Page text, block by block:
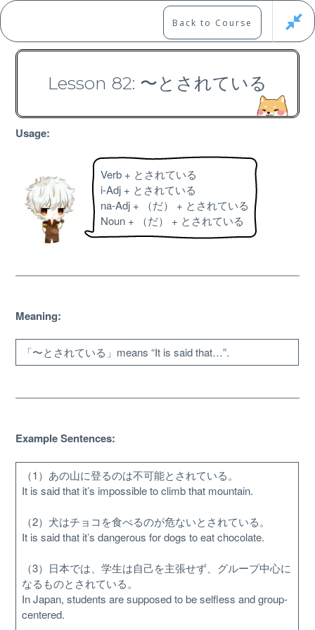
Skip
to
content
Japanese Learning Adventure
N3 Grammar Course
Free
About
Unlock bonus content
Back to Course
Lesson 82: 〜とされている
Usage:
Verb + とされている
i-Adj + とされている
na-Adj + （だ） + とされている
Noun + （だ） + とされている
Meaning:
「〜とされている」means “It is said that…”.
Example Sentences:
（1）あの山に登るのは不可能とされている。
It is said that it’s impossible to climb that mountain.
（2）犬はチョコを食べるのが危ないとされている。
It is said that it’s dangerous for dogs to eat chocolate.
（3）日本では、学生は自己を主張せず、グループ中心に
なるものとされている。
In Japan, students are supposed to be selfless and group-
centered.